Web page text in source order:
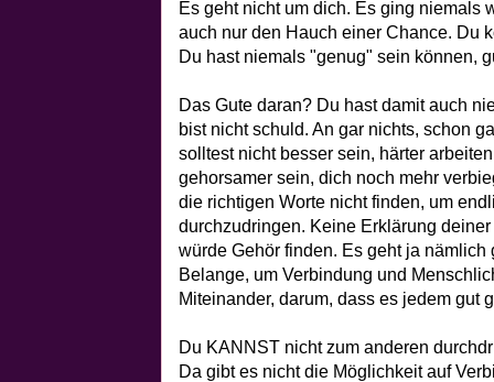
Es geht nicht um dich. Es ging niemals
auch nur den Hauch einer Chance. Du
Du hast niemals "genug" sein können,
Das Gute daran? Du hast damit auch
bist nicht schuld. An gar nichts, schon
solltest nicht besser sein, härter
gehorsamer sein, dich noch mehr
die richtigen Worte nicht finden, um
durchzudringen. Keine Erklärung
würde Gehör finden. Es geht ja
Belange, um Verbindung und
Miteinander, darum, dass es jedem gut
Du KANNST nicht zum anderen
Da gibt es nicht die Möglichkeit auf